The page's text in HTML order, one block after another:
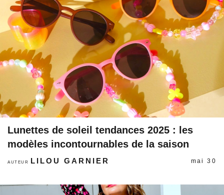
Lunettes de soleil tendances 2025 : les
modèles incontournables de la saison
AUTEUR LILOU GARNIER mai 30